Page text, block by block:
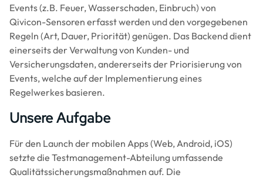
Events (z.B. Feuer, Wasserschaden, Einbruch) von
Qivicon-Sensoren erfasst werden und den vorgegebenen
Regeln (Art, Dauer, Priorität) genügen. Das Backend dient
einerseits der Verwaltung von Kunden- und
Versicherungsdaten, andererseits der Priorisierung von
Events, welche auf der Implementierung eines
Regelwerkes basieren.
Unsere Aufgabe
Für den Launch der mobilen Apps (Web, Android, iOS)
setzte die Testmanagement-Abteilung umfassende
Qualitätssicherungsmaßnahmen auf. Die